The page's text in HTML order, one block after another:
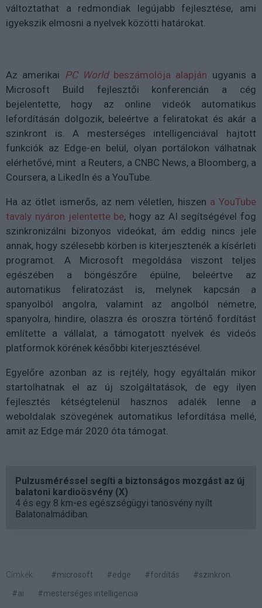
változtathat a redmondiak legújabb fejlesztése, ami
igyekszik elmosni a nyelvek közötti határokat.
Az amerikai PC Worldbeszámolója alapján ugyanis a
Microsoft Build fejlesztői konferencián a cég
bejelentette, hogy az online videók automatikus
lefordításán dolgozik, beleértve a feliratokat és akár a
szinkront is. A mesterséges intelligenciával hajtott
funkciók az Edge-en belül, olyan portálokon válhatnak
elérhetővé, mint a Reuters, a CNBC News, a Bloomberg, a
Coursera, a LikedIn és a YouTube.
Ha az ötlet ismerős, az nem véletlen, hiszen a YouTube
tavaly nyáron jelentette be, hogy az AI segítségével fog
szinkronizálni bizonyos videókat, ám eddig nincs jele
annak, hogy szélesebb körben is kiterjesztenék a kísérleti
programot. A Microsoft megoldása viszont teljes
egészében a böngészőre épülne, beleértve az
automatikus feliratozást is, melynek kapcsán a
spanyolból angolra, valamint az angolból németre,
spanyolra, hindire, olaszra és oroszra történő fordítást
említette a vállalat, a támogatott nyelvek és videós
platformok körének későbbi kiterjesztésével.
Egyelőre azonban az is rejtély, hogy egyáltalán mikor
startolhatnak el az új szolgáltatások, de egy ilyen
fejlesztés kétségtelenül hasznos adalék lenne a
weboldalak szövegének automatikus lefordítása mellé,
amit az Edge már 2020 óta támogat.
Pulzusméréssel segíti a biztonságos mozgást az új
balatoni kardioösvény (X)
4 és egy 8 km-es egészségügyi tanösvény nyílt
Balatonalmádiban.
Címkék: #microsoft #edge #fordítás
#szinkron
#ai
#mesterséges intelligencia